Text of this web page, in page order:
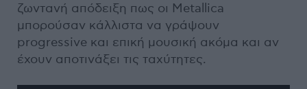
ζωντανή απόδειξη πως οι Metallica
μπορούσαν κάλλιστα να γράψουν
progressive και επική μουσική ακόμα και αν
έχουν αποτινάξει τις ταχύτητες.